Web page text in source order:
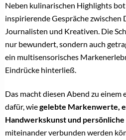
Neben kulinarischen Highlights
inspirierende Gespräche zwischen
Journalisten und Kreativen. Die
nur bewundert, sondern auch
ein multisensorisches
Eindrücke hinterließ.
Das macht diesen Abend zu
dafür, wiegelebte Markenwerte,
Handwerkskunst und persönliche
miteinander verbunden werden